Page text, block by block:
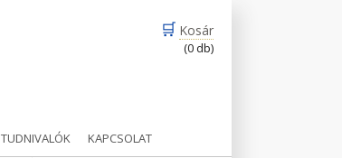
🛒 Kosár
(0 db)
TUDNIVALÓK KAPCSOLAT